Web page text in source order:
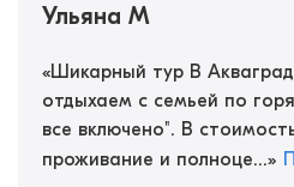
Ульяна М
«Шикарный тур В
отдыхаем с семьей по
все включено". В
проживание и полноце...»